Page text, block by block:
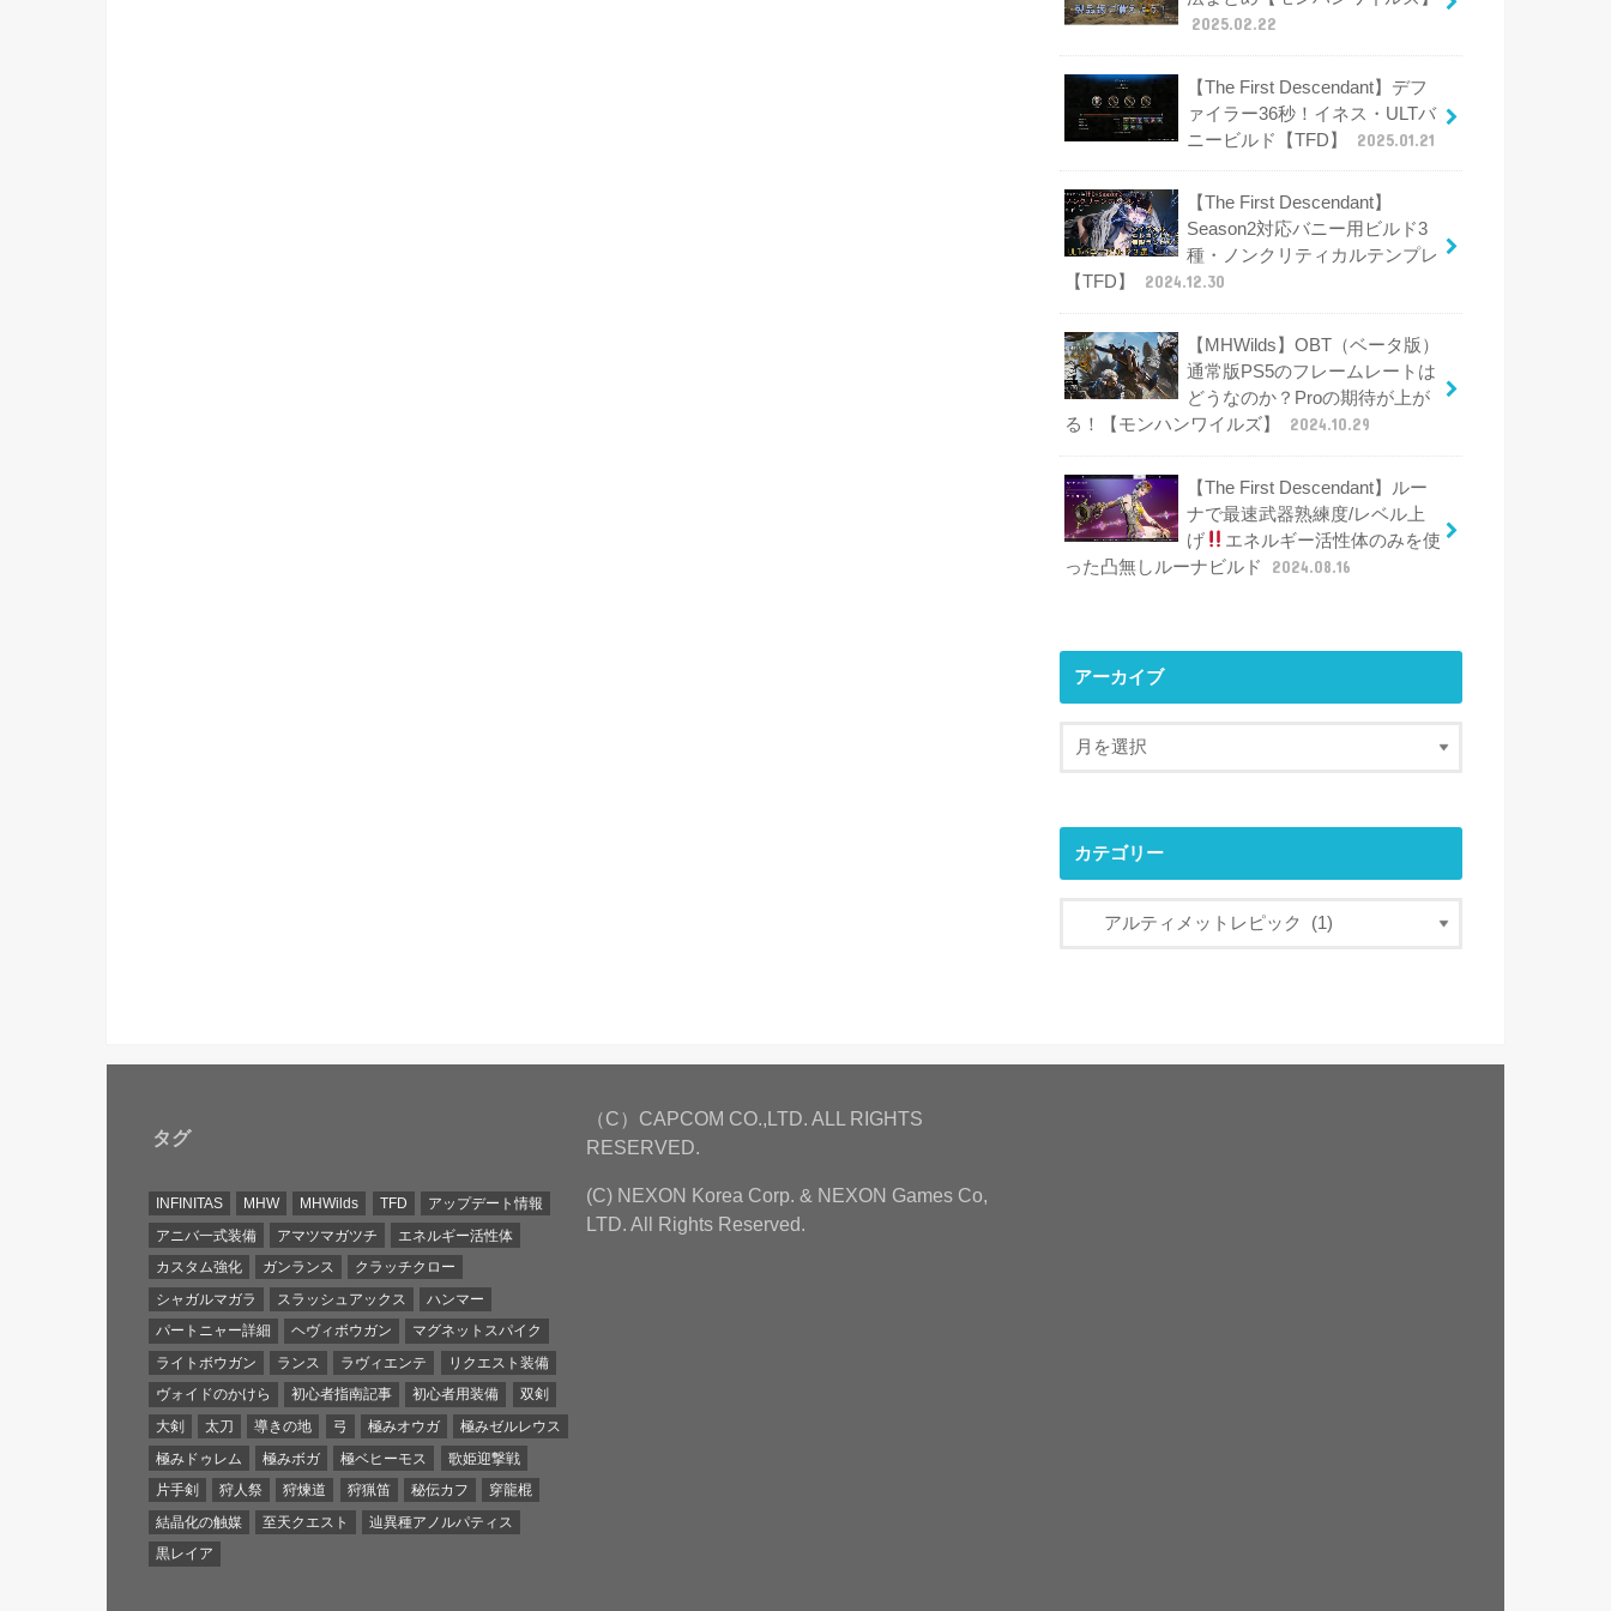
2025.02.22
【The First Descendant】デフ
ァイラー36秒！イネス・ULTバ
ニービルド【TFD】
2025.01.21
【The First Descendant】
Season2対応バニー用ビルド3
種・ノンクリティカルテンプレ
【TFD】
2024.12.30
【MHWilds】OBT（ベータ版）
通常版PS5のフレームレートは
どうなのか？Proの期待が上が
る！【モンハンワイルズ】
2024.10.29
【The First Descendant】ルー
ナで最速武器熟練度/レベル上
げ
エネルギー活性体のみを使
った凸無しルーナビルド
2024.08.16
アーカイブ
カテゴリー
タグ
INFINITAS MHW MHWilds TFD
アップデート情報
アニバ一式装備
アマツマガツチ
エネルギー活性体
カスタム強化
ガンランス
クラッチクロー
シャガルマガラ
スラッシュアックス
ハンマー
パートニャー詳細
ヘヴィボウガン
マグネットスパイク
ライトボウガン
ランス ラヴィエンテ
リクエスト装備
ヴォイドのかけら
初心者指南記事 初心者用装備
双剣
大剣
太刀 導きの地 弓 極みオウガ
極みゼルレウス
極みドゥレム
極みボガ 極ベヒーモス
歌姫迎撃戦
片手剣
狩人祭 狩煉道 狩猟笛 秘伝カフ
穿龍棍
結晶化の触媒
至天クエスト
辿異種アノルパティス
黒レイア
（C）CAPCOM CO.,LTD. ALL RIGHTS
RESERVED.
(C) NEXON Korea Corp. & NEXON Games Co,
LTD. All Rights Reserved.